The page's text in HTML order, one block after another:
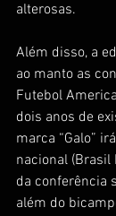
alterosas.
Além disso, a
ao manto as
Futebol
dois anos de
marca “Galo”
nacional (Brasil
da conferência
além do